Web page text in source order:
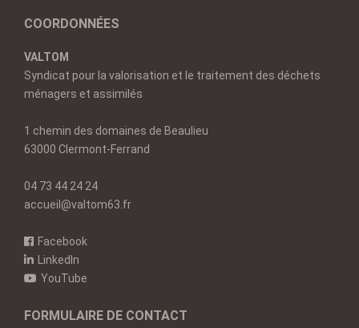
COORDONNÉES
VALTOM
Syndicat pour la valorisation et le traitement des déchets
ménagers et assimilés
1 chemin des domaines de Beaulieu
63000 Clermont-Ferrand
04 73 44 24 24
accueil@valtom63.fr
Facebook
LinkedIn
YouTube
FORMULAIRE DE CONTACT